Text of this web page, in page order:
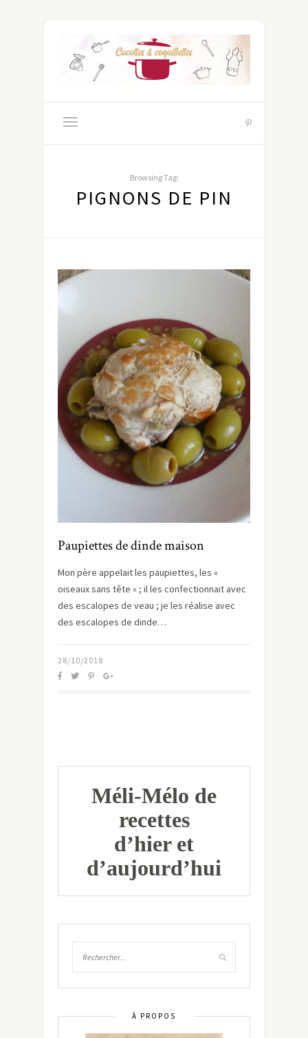
Browsing Tag:
PIGNONS DE PIN
Paupiettes de dinde maison
Mon père appelait les paupiettes, les «
oiseaux sans tête » ; il les confectionnait avec
des escalopes de veau ; je les réalise avec
des escalopes de dinde…
28/10/2018
Méli-Mélo de
recettes
d’hier et
d’aujourd’hui
À PROPOS